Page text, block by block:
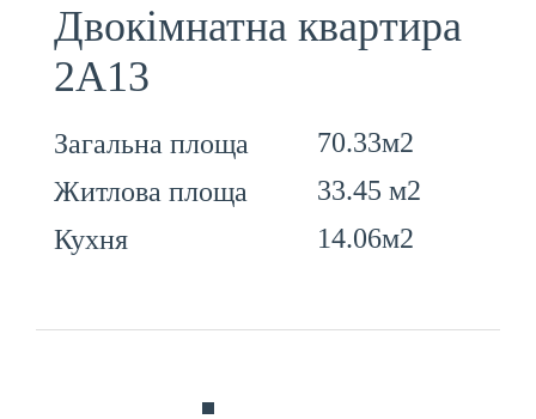
Двокімнатна квартира
2А13
Загальна площа
70.33м2
Житлова площа
33.45 м2
Кухня
14.06м2